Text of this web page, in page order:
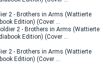
2 - Brothers in Arms (Wattierte
Edition) (Cover …
2 - Brothers in Arms (Wattierte
Edition) (Cover …